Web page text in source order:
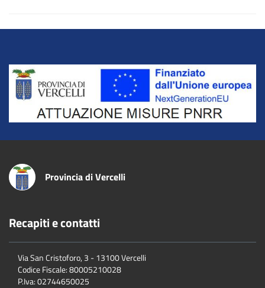
Title
Provincia di Vercelli
Recapiti e contatti
Via San Cristoforo, 3 - 13100 Vercelli
Codice Fiscale:80005210028
P.Iva:02744650025